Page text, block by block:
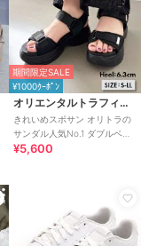
期間限定SALE
¥1000ｸｰﾎﾟﾝ
オリエンタルトラフィック
きれいめスポサン オリトラの
サンダル人気No.1 ダブルベル
ト スポーツサンダル /42207
¥5,600